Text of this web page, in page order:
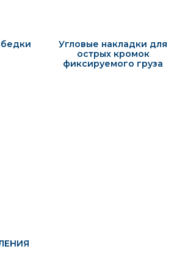
Угловые накладки для
острых кромок
фиксируемого груза